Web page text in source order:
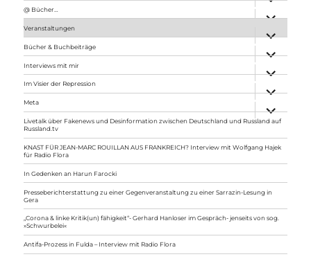
anzeigen
@ Bücher…
Veranstaltungen
anzeigen
Bücher & Buchbeiträge
anzeigen
Interviews mit mir
anzeigen
Im Visier der Repression
anzeigen
Meta
anzeigen
Livetalk über Fakenews und Desinformation zwischen Deutschland und Russland auf
Russland.tv
KNAST FÜR JEAN-MARC ROUILLAN AUS FRANKREICH? Interview mit Wolfgang Hajek
für Radio Flora
In Gedenken an Harun Farocki
Presseberichterstattung zu einer Gegenveranstaltung zu einer Sarrazin-Lesung in
Gera
„Corona & linke Kritik(un) fähigkeit“- Gerhard Hanloser im Gespräch- jenseits von sog.
»Schwurbelei«
Antifa-Prozess in Fulda – Interview mit Radio Flora